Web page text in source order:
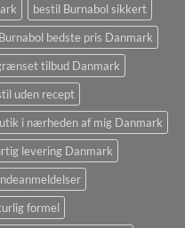
bestil Burnabol sikkert
Burnabol bedste pris Danmark
tilbud Danmark
uden recept
i nærheden af ​​mig Danmark
levering Danmark
formel